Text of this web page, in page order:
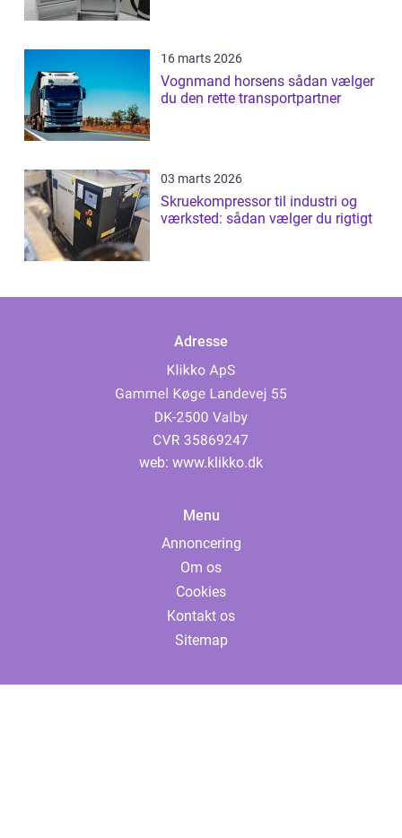
16 marts 2026
Vognmand horsens sådan vælger
du den rette transportpartner
03 marts 2026
Skruekompressor til industri og
værksted: sådan vælger du rigtigt
Adresse
web: www.klikko.dk
Menu
Annoncering
Om os
Cookies
Kontakt os
Sitemap